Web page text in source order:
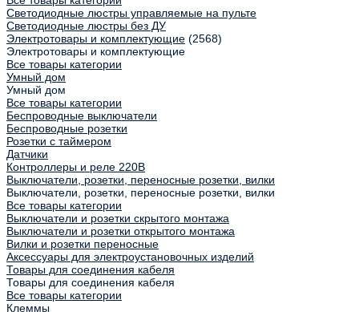
Светодиодные люстры управляемые на пульте
Светодиодные люстры без ДУ
Электротовары и комплектующие (2568)
Электротовары и комплектующие
Все товары категории
Умный дом
Умный дом
Все товары категории
Беспроводные выключатели
Беспроводные розетки
Розетки с таймером
Датчики
Контроллеры и реле 220В
Выключатели, розетки, переносные розетки, вилки
Выключатели, розетки, переносные розетки, вилки
Все товары категории
Выключатели и розетки скрытого монтажа
Выключатели и розетки открытого монтажа
Вилки и розетки переносные
Аксессуары для электроустановочных изделий
Товары для соединения кабеля
Товары для соединения кабеля
Все товары категории
Клеммы